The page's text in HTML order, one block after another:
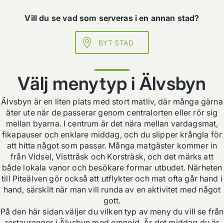
Vill du se vad som serveras i en annan stad?
BYT STAD
Välj menytyp i Älvsbyn
Älvsbyn är en liten plats med stort matliv, där många gärna
äter ute när de passerar genom centralorten eller rör sig
mellan byarna. I centrum är det nära mellan vardagsmat,
fikapauser och enklare middag, och du slipper krångla för
att hitta något som passar. Många matgäster kommer in
från Vidsel, Vistträsk och Korsträsk, och det märks att
både lokala vanor och besökare formar utbudet. Närheten
till Piteälven gör också att utflykter och mat ofta går hand i
hand, särskilt när man vill runda av en aktivitet med något
gott.
På den här sidan väljer du vilken typ av meny du vill se från